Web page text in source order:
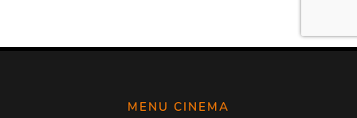
MENU CINEMA